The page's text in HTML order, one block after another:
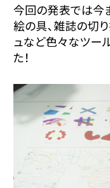
今回の発表では今
絵の具、雑誌の切
ュなど色々なツー
た！